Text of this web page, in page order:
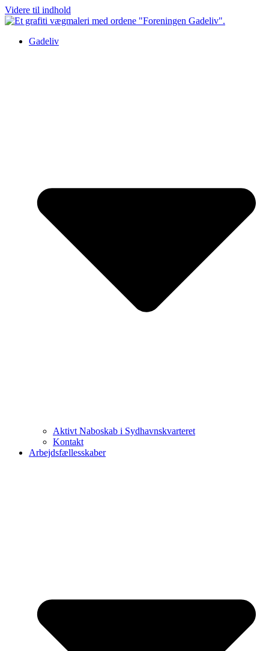
Videre til indhold
Gadeliv
Aktivt Naboskab i Sydhavnskvarteret
Kontakt
Arbejdsfællesskaber